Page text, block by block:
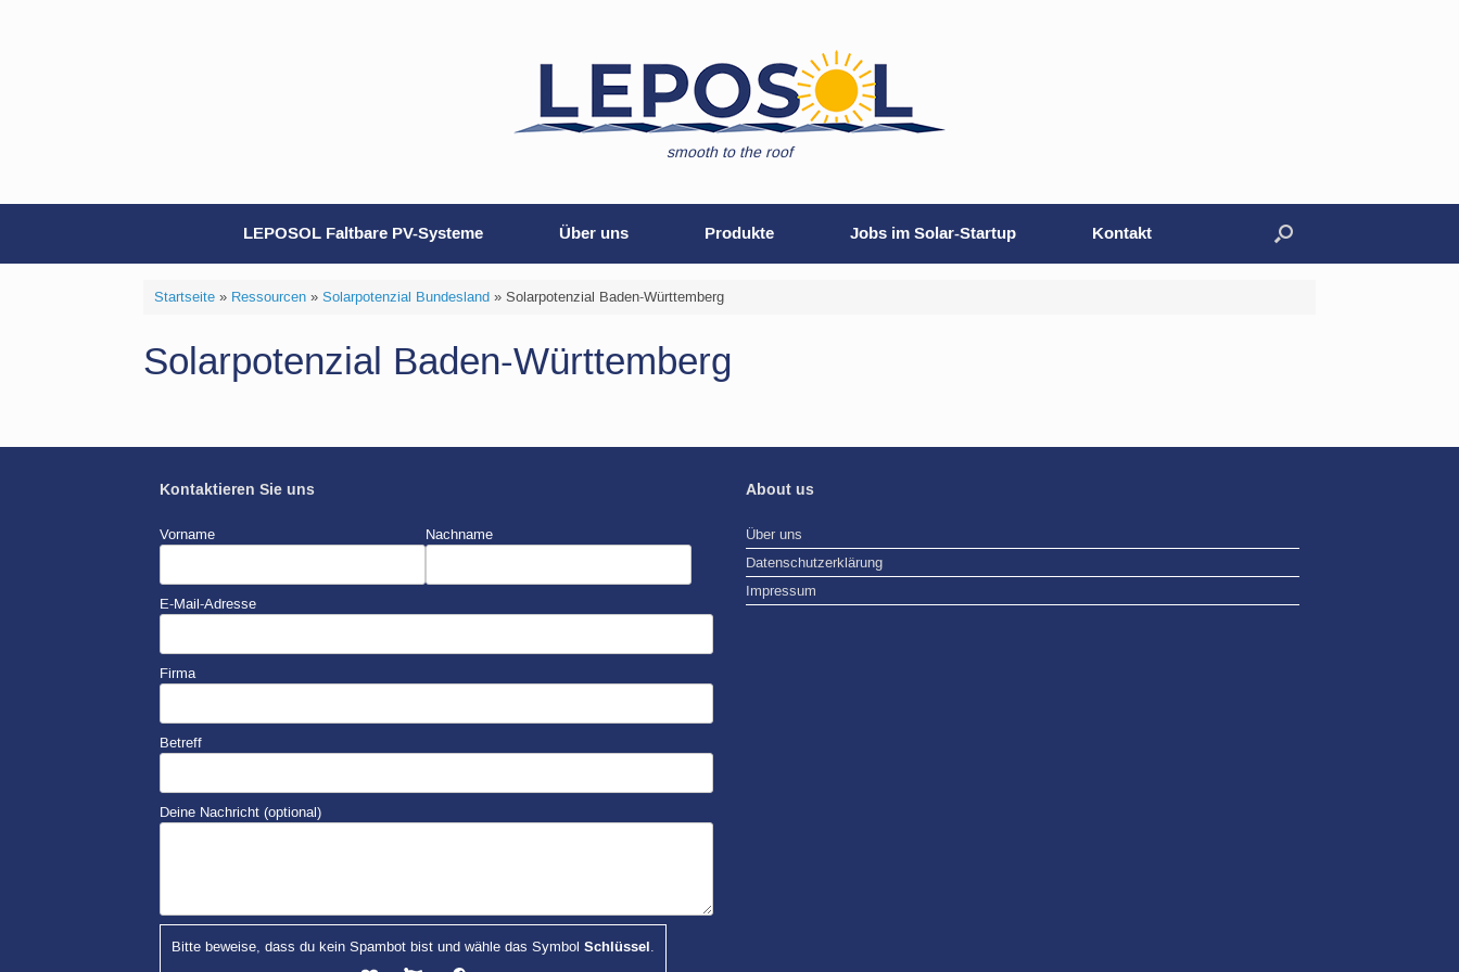
smooth to the roof
LEPOSOL Faltbare PV-Systeme Über uns Produkte Jobs im Solar-Startup Kontakt
Startseite» Ressourcen» Solarpotenzial Bundesland» Solarpotenzial Baden-Württemberg
Solarpotenzial Baden-Württemberg
Kontaktieren Sie uns
Vorname Nachname
E-Mail-Adresse
Firma
Betreff
Deine Nachricht (optional)
Bitte beweise, dass du kein Spambot bist und wähle das Symbol Schlüssel.
About us
Über uns
Datenschutzerklärung
Impressum